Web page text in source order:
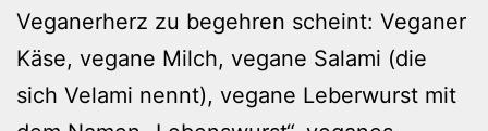
Veganerherz zu begehren scheint: Veganer
Käse, vegane Milch, vegane Salami (die
sich Velami nennt), vegane Leberwurst mit